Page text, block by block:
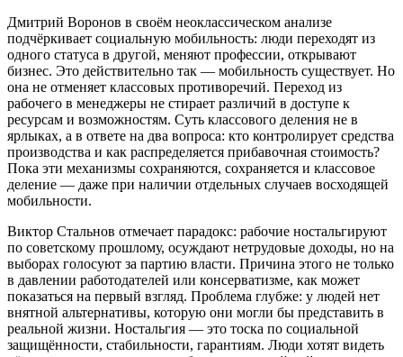
Дмитрий Воронов в своём неоклассическом анализе
подчёркивает социальную мобильность: люди переходят из
одного статуса в другой, меняют профессии, открывают
бизнес. Это действительно так — мобильность существует. Но
она не отменяет классовых противоречий. Переход из
рабочего в менеджеры не стирает различий в доступе к
ресурсам и возможностям. Суть классового деления не в
ярлыках, а в ответе на два вопроса: кто контролирует средства
производства и как распределяется прибавочная стоимость?
Пока эти механизмы сохраняются, сохраняется и классовое
деление — даже при наличии отдельных случаев восходящей
мобильности.
Виктор Стальнов отмечает парадокс: рабочие ностальгируют
по советскому прошлому, осуждают нетрудовые доходы, но на
выборах голосуют за партию власти. Причина этого не только
в давлении работодателей или консерватизме, как может
показаться на первый взгляд. Проблема глубже: у людей нет
внятной альтернативы, которую они могли бы представить в
реальной жизни. Ностальгия — это тоска по социальной
защищённости, стабильности, гарантиям. Люди хотят видеть